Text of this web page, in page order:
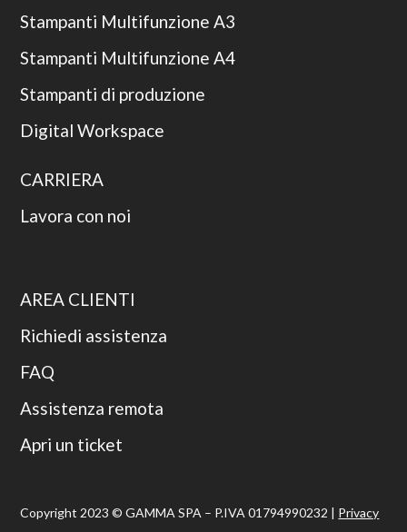
Stampanti Multifunzione A3
Stampanti Multifunzione A4
Stampanti di produzione
Digital Workspace
CARRIERA
Lavora con noi
AREA CLIENTI
Richiedi assistenza
FAQ
Assistenza remota
Apri un ticket
Copyright 2023 © GAMMA SPA – P.IVA 01794990232 | Privacy